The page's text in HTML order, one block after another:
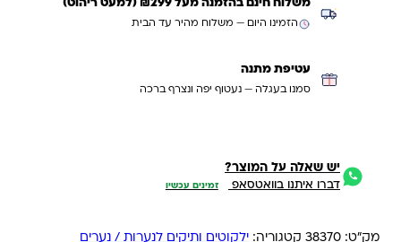
משלוח חינם בהזמנה מעל ₪299 (למעט ריהוט)
הזמינו היום — משלוח מהיר עד הבית
עטיפת מתנה
סמנו בעגלה — נעטוף יפה ונצרף ברכה
יש שאלה על המוצר?
דברו איתנו בוואטסאפ זמינים עכשיו
מק"ט: 38370 קטגוריה: ילקוטים ותיקים לנערות / נערים